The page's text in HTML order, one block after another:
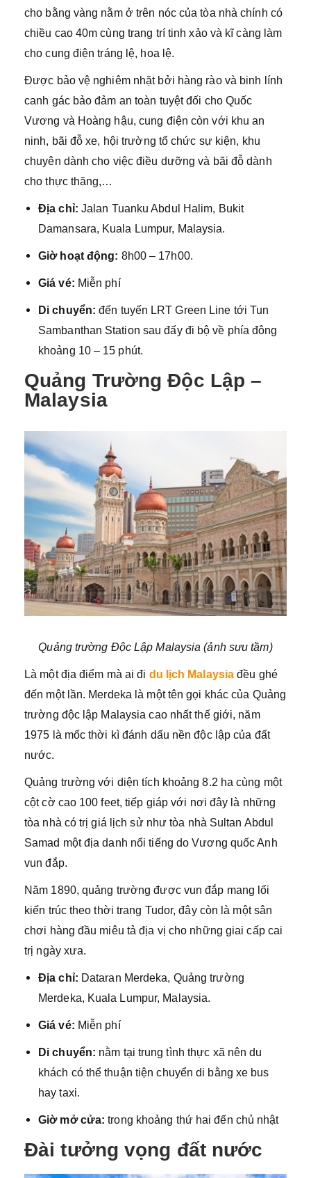
cho bằng vàng nằm ở trên nóc của tòa nhà chính có
chiều cao 40m cùng trang trí tinh xảo và kĩ càng làm
cho cung điện tráng lệ, hoa lệ.
Được bảo vệ nghiêm nhặt bởi hàng rào và binh lính
canh gác bảo đảm an toàn tuyệt đối cho Quốc
Vương và Hoàng hậu, cung điện còn với khu an
ninh, bãi đỗ xe, hội trường tổ chức sự kiện, khu
chuyên dành cho việc điều dưỡng và bãi đỗ dành
cho thực thăng,…
Địa chỉ: Jalan Tuanku Abdul Halim, Bukit
Damansara, Kuala Lumpur, Malaysia.
Giờ hoạt động: 8h00 – 17h00.
Giá vé: Miễn phí
Di chuyển: đến tuyến LRT Green Line tới Tun
Sambanthan Station sau đấy đi bộ về phía đông
khoảng 10 – 15 phút.
Quảng Trường Độc Lập –
Malaysia
Quảng trường Độc Lập Malaysia (ảnh sưu tầm)
Là một địa điểm mà ai đi du lịch Malaysia đều ghé
đến một lần. Merdeka là một tên gọi khác của Quảng
trường độc lập Malaysia cao nhất thế giới, năm
1975 là mốc thời kì đánh dấu nền độc lập của đất
nước.
Quảng trường với diện tích khoảng 8.2 ha cùng một
cột cờ cao 100 feet, tiếp giáp với nơi đây là những
tòa nhà có trị giá lịch sử như tòa nhà Sultan Abdul
Samad một địa danh nổi tiếng do Vương quốc Anh
vun đắp.
Năm 1890, quảng trường được vun đắp mang lối
kiến trúc theo thời trang Tudor, đây còn là một sân
chơi hàng đầu miêu tả địa vị cho những giai cấp cai
trị ngày xưa.
Địa chỉ: Dataran Merdeka, Quảng trường
Merdeka, Kuala Lumpur, Malaysia.
Giá vé: Miễn phí
Di chuyển: nằm tại trung tình thực xã nên du
khách có thể thuận tiện chuyển di bằng xe bus
hay taxi.
Giờ mở cửa: trong khoảng thứ hai đến chủ nhật
Đài tưởng vọng đất nước